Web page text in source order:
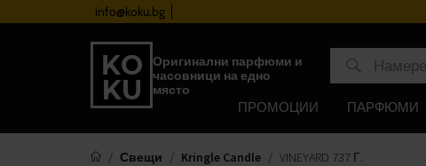
info@koku.bg
Оригинални парфюми и
часовници на едно
място
ПРОМОЦИИ ПАРФЮМИ
Свещи Kringle Candle VINEYARD 737 Г.